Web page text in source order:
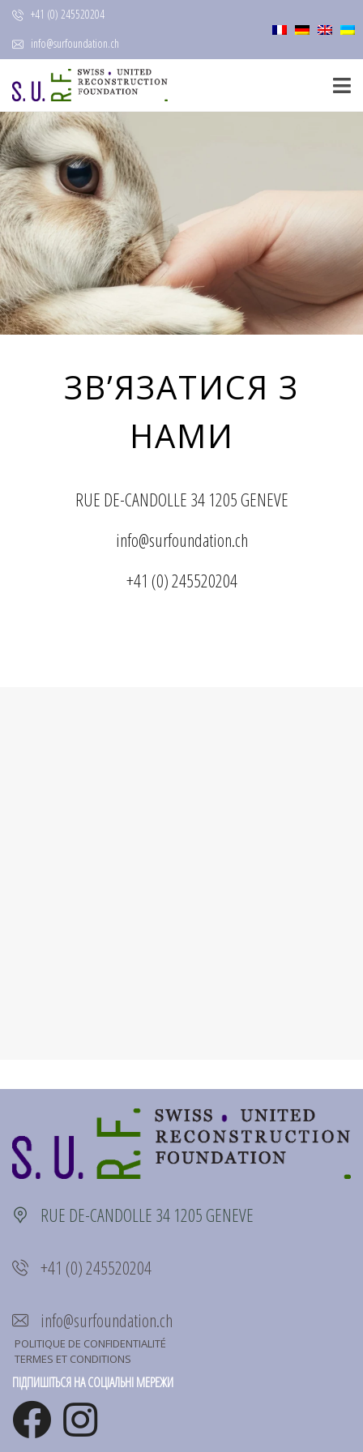
+41 (0) 245520204
info@surfoundation.ch
ЗВ’ЯЗАТИСЯ З
НАМИ
RUE DE-CANDOLLE 34 1205 GENEVE
info@surfoundation.ch
+41 (0) 245520204
RUE DE-CANDOLLE 34 1205 GENEVE
POLITIQUE DE CONFIDENTIALITÉ
TERMES ET CONDITIONS
+41 (0) 245520204
info@surfoundation.ch
ПІДПИШІТЬСЯ НА СОЦІАЛЬНІ МЕРЕЖИ